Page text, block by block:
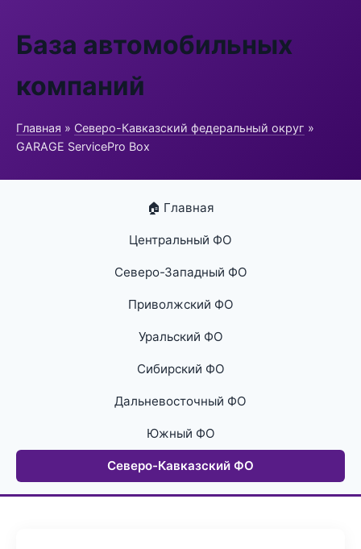
База автомобильных
компаний
Главная » Северо-Кавказский федеральный округ »
GARAGE ServicePro Box
🏠 Главная
Центральный ФО
Северо-Западный ФО
Приволжский ФО
Уральский ФО
Сибирский ФО
Дальневосточный ФО
Южный ФО
Северо-Кавказский ФО